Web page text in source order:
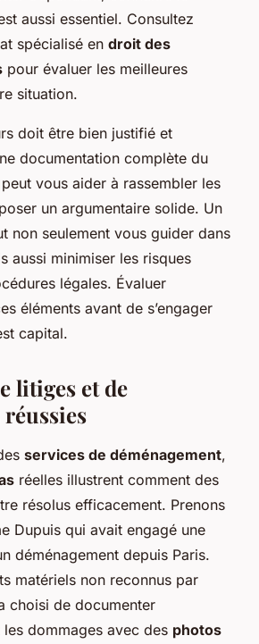
aussi essentiel. Consultez
spécialisé en droit des
pour évaluer les meilleures
situation.
doit être bien justifié et
documentation complète du
vous aider à rassembler les
un argumentaire solide. Un
non seulement vous guider dans
aussi minimiser les risques
légales. Évaluer
éléments avant de s’engager
capital.
litiges et de
services de déménagement,
réelles illustrent comment des
résolus efficacement. Prenons
Dupuis qui avait engagé une
déménagement depuis Paris.
matériels non reconnus par
choisi de documenter
les dommages avec des photos